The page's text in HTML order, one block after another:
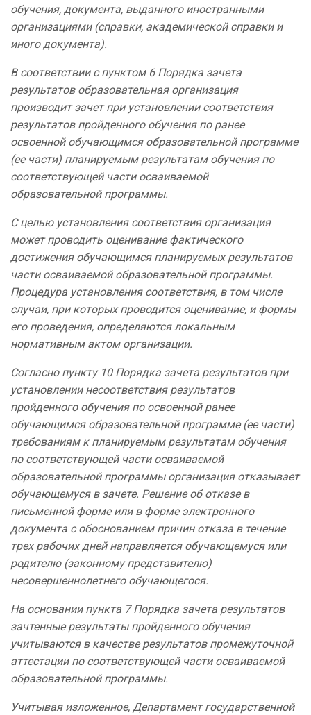
обучения, документа, выданного иностранными
организациями (справки, академической справки и
иного документа).
В соответствии с пунктом 6 Порядка зачета
результатов образовательная организация
производит зачет при установлении соответствия
результатов пройденного обучения по ранее
освоенной обучающимся образовательной программе
(ее части) планируемым результатам обучения по
соответствующей части осваиваемой
образовательной программы.
С целью установления соответствия организация
может проводить оценивание фактического
достижения обучающимся планируемых результатов
части осваиваемой образовательной программы.
Процедура установления соответствия, в том числе
случаи, при которых проводится оценивание, и формы
его проведения, определяются локальным
нормативным актом организации.
Согласно пункту 10 Порядка зачета результатов при
установлении несоответствия результатов
пройденного обучения по освоенной ранее
обучающимся образовательной программе (ее части)
требованиям к планируемым результатам обучения
по соответствующей части осваиваемой
образовательной программы организация отказывает
обучающемуся в зачете. Решение об отказе в
письменной форме или в форме электронного
документа с обоснованием причин отказа в течение
трех рабочих дней направляется обучающемуся или
родителю (законному представителю)
несовершеннолетнего обучающегося.
На основании пункта 7 Порядка зачета результатов
зачтенные результаты пройденного обучения
учитываются в качестве результатов промежуточной
аттестации по соответствующей части осваиваемой
образовательной программы.
Учитывая изложенное, Департамент государственной